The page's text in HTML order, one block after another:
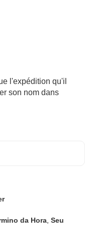
l'expédition qu'il
son nom dans
da Hora, Seu